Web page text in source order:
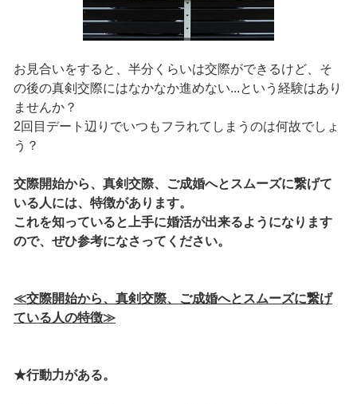
お見合いをすると、半分くらいは交際ができるけど、そ
の後の真剣交際にはなかなか進めない...という経験はあり
ませんか？
2回目デート辺りでいつもフラれてしまうのは何故でしょ
う？
交際開始から、真剣交際、ご成婚へとスムーズに繋げて
いる人には、特徴があります。
これを知っていると上手に婚活が出来るようになります
ので、ぜひ参考になさってください。
≪交際開始から、真剣交際、ご成婚へとスムーズに繋げ
ている人の特徴≫
★行動力がある。